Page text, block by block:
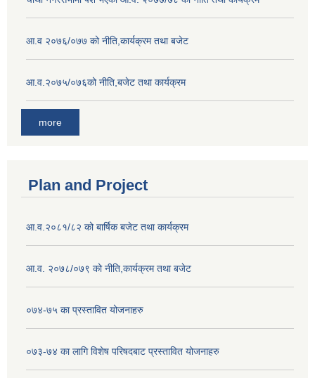
आ.व २०७६/०७७ को नीति,कार्यक्रम तथा बजेट
आ.व.२०७५/०७६को नीति,बजेट तथा कार्यक्रम
more
Plan and Project
आ.व.२०८१/८२ को बार्षिक बजेट तथा कार्यक्रम
आ.व. २०७८/०७९ को नीति,कार्यक्रम तथा बजेट
०७४-७५ का प्रस्तावित योजनाहरु
०७३-७४ का लागि विशेष परिषदबाट प्रस्तावित योजनाहरु